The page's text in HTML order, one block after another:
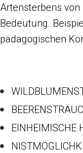
Artensterbens
Bedeutung.
pädagogischen
EINHEIMISCHE